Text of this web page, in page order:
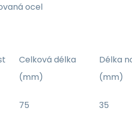
ocel
Celková délka
(mm)
Délka
(mm)
75 35